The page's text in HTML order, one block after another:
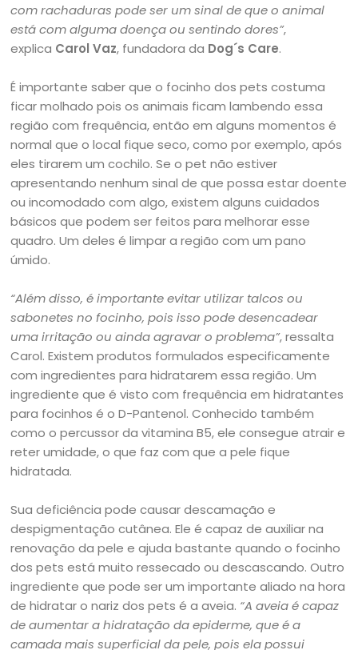
com rachaduras pode ser um sinal de que o animal
está com alguma doença ou sentindo dores”,
explica Carol Vaz, fundadora da Dog´s Care.
É importante saber que o focinho dos pets costuma
ficar molhado pois os animais ficam lambendo essa
região com frequência, então em alguns momentos é
normal que o local fique seco, como por exemplo, após
eles tirarem um cochilo. Se o pet não estiver
apresentando nenhum sinal de que possa estar doente
ou incomodado com algo, existem alguns cuidados
básicos que podem ser feitos para melhorar esse
quadro. Um deles é limpar a região com um pano
úmido.
“Além disso, é importante evitar utilizar talcos ou
sabonetes no focinho, pois isso pode desencadear
uma irritação ou ainda agravar o problema”, ressalta
Carol. Existem produtos formulados especificamente
com ingredientes para hidratarem essa região. Um
ingrediente que é visto com frequência em hidratantes
para focinhos é o D-Pantenol. Conhecido também
como o percussor da vitamina B5, ele consegue atrair e
reter umidade, o que faz com que a pele fique
hidratada.
Sua deficiência pode causar descamação e
despigmentação cutânea. Ele é capaz de auxiliar na
renovação da pele e ajuda bastante quando o focinho
dos pets está muito ressecado ou descascando. Outro
ingrediente que pode ser um importante aliado na hora
de hidratar o nariz dos pets é a aveia. “A aveia é capaz
de aumentar a hidratação da epiderme, que é a
camada mais superficial da pele, pois ela possui